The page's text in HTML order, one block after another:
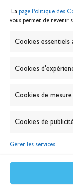
La page Politique des
vous permet de revenir
Cookies essentiels
Cookies
Cookies de mesure
Cookies de
Gérer les services